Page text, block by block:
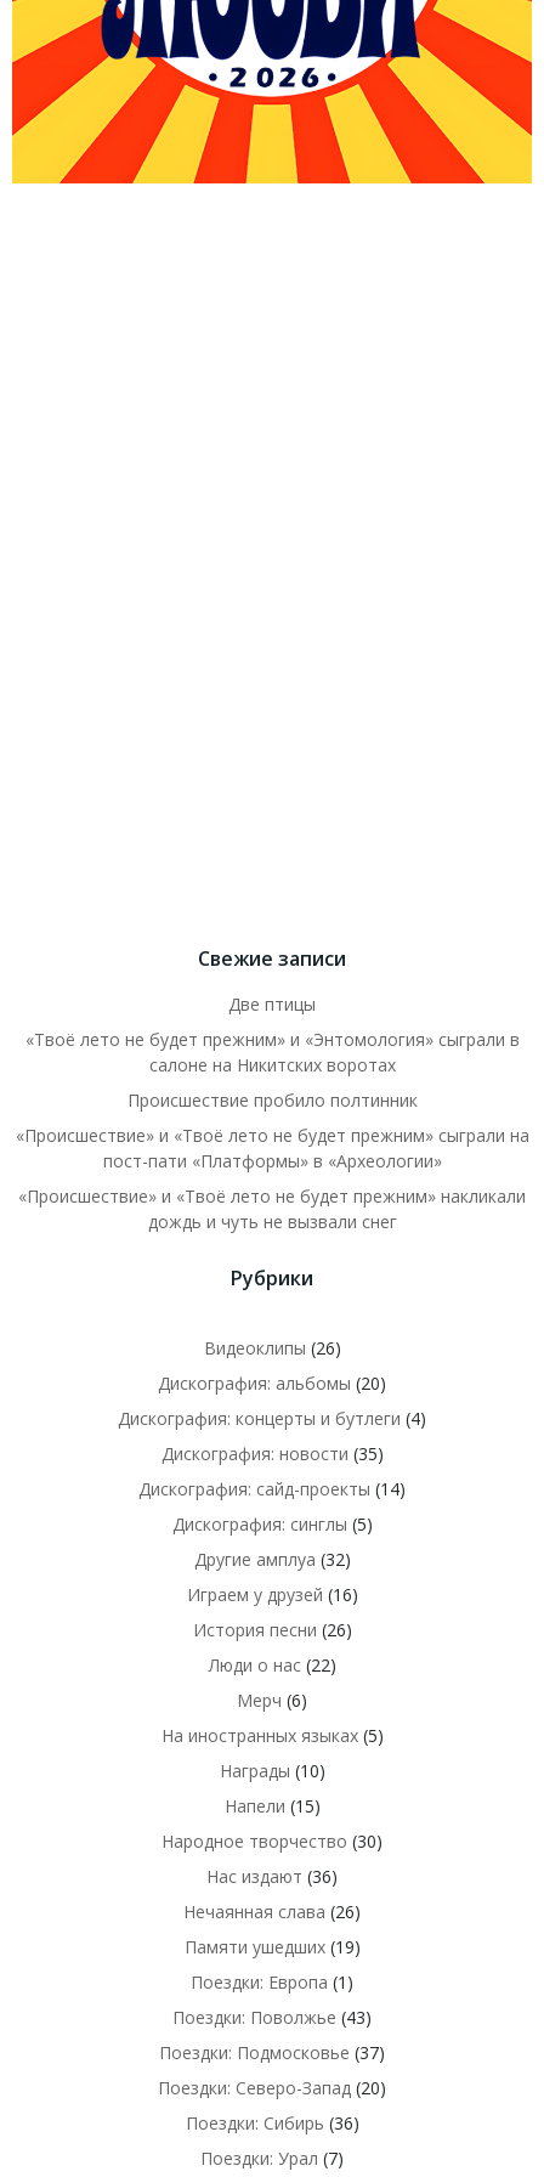
Свежие записи
Две птицы
«Твоё лето не будет прежним» и «Энтомология» сыграли в
салоне на Никитских воротах
Происшествие пробило полтинник
«Происшествие» и «Твоё лето не будет прежним» сыграли на
пост-пати «Платформы» в «Археологии»
«Происшествие» и «Твоё лето не будет прежним» накликали
дождь и чуть не вызвали снег
Рубрики
Видеоклипы (26)
Дискография: альбомы (20)
Дискография: концерты и бутлеги (4)
Дискография: новости (35)
Дискография: сайд-проекты (14)
Дискография: синглы (5)
Другие амплуа (32)
Играем у друзей (16)
История песни (26)
Люди о нас(22)
Мерч (6)
На иностранных языках(5)
Награды (10)
Напели (15)
Народное творчество (30)
Нас издают (36)
Нечаянная слава (26)
Памяти ушедших(19)
Поездки: Европа (1)
Поездки: Поволжье (43)
Поездки: Подмосковье (37)
Поездки: Северо-Запад (20)
Поездки: Сибирь (36)
Поездки: Урал (7)